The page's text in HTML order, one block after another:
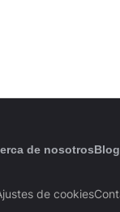
de nosotrosBlog
de cookies